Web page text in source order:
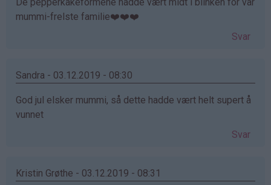
mummi-frelste familie❤️❤️❤️
Svar
Sandra - 03.12.2019 - 08:30
God jul elsker mummi, så dette hadde vært helt supert å
vunnet
Svar
Kristin Grøthe - 03.12.2019 - 08:31